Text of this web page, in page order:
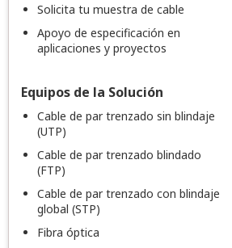
Solicita tu muestra de cable
Apoyo de especificación en
aplicaciones y proyectos
Equipos de la Solución
Cable de par trenzado sin blindaje
(UTP)
Cable de par trenzado blindado
(FTP)
Cable de par trenzado con blindaje
global (STP)
Fibra óptica